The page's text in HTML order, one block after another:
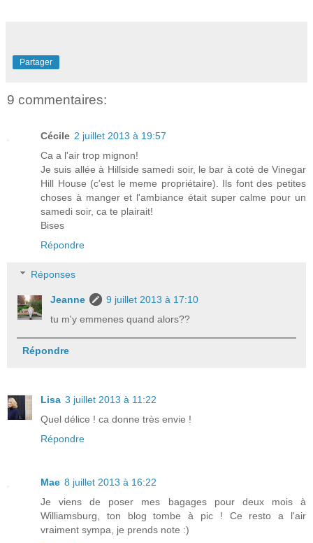
Partager
9 commentaires:
Cécile 2 juillet 2013 à 19:57
Ca a l'air trop mignon!
Je suis allée à Hillside samedi soir, le bar à coté de Vinegar
Hill House (c'est le meme propriétaire). Ils font des petites
choses à manger et l'ambiance était super calme pour un
samedi soir, ca te plairait!
Bises
Répondre
Réponses
Jeanne
9 juillet 2013 à 17:10
tu m'y emmenes quand alors??
Répondre
Lisa 3 juillet 2013 à 11:22
Quel délice ! ca donne très envie !
Répondre
Mae 8 juillet 2013 à 16:22
Je viens de poser mes bagages pour deux mois à
Williamsburg, ton blog tombe à pic ! Ce resto a l'air
vraiment sympa, je prends note :)